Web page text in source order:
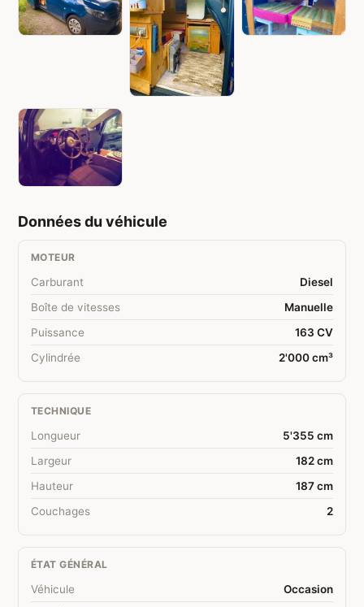
Données du véhicule
MOTEUR
Carburant
Diesel
Boîte de vitesses
Manuelle
Puissance
163 CV
Cylindrée
2'000 cm³
TECHNIQUE
Longueur
5'355 cm
Largeur
182 cm
Hauteur
187 cm
Couchages
2
ÉTAT GÉNÉRAL
Véhicule
Occasion